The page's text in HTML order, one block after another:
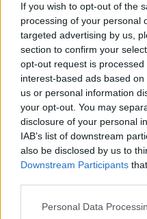
If you wish to opt-out of the
processing of your personal
targeted advertising by us,
section to confirm your
opt-out request is
interest-based ads based
us or personal information
your opt-out. You may
disclosure of your personal
IAB’s list of downstream
also be disclosed by us to
Downstream Participants
Personal Data
PDF (Lazarus)
PUSL (D. Voiculescu)
PNȚCD (Pavelescu)
PNCR (Terheș)
Partidul Patrioților
FAR (Coarnă)
România pe Primul Loc
Altul
Arată